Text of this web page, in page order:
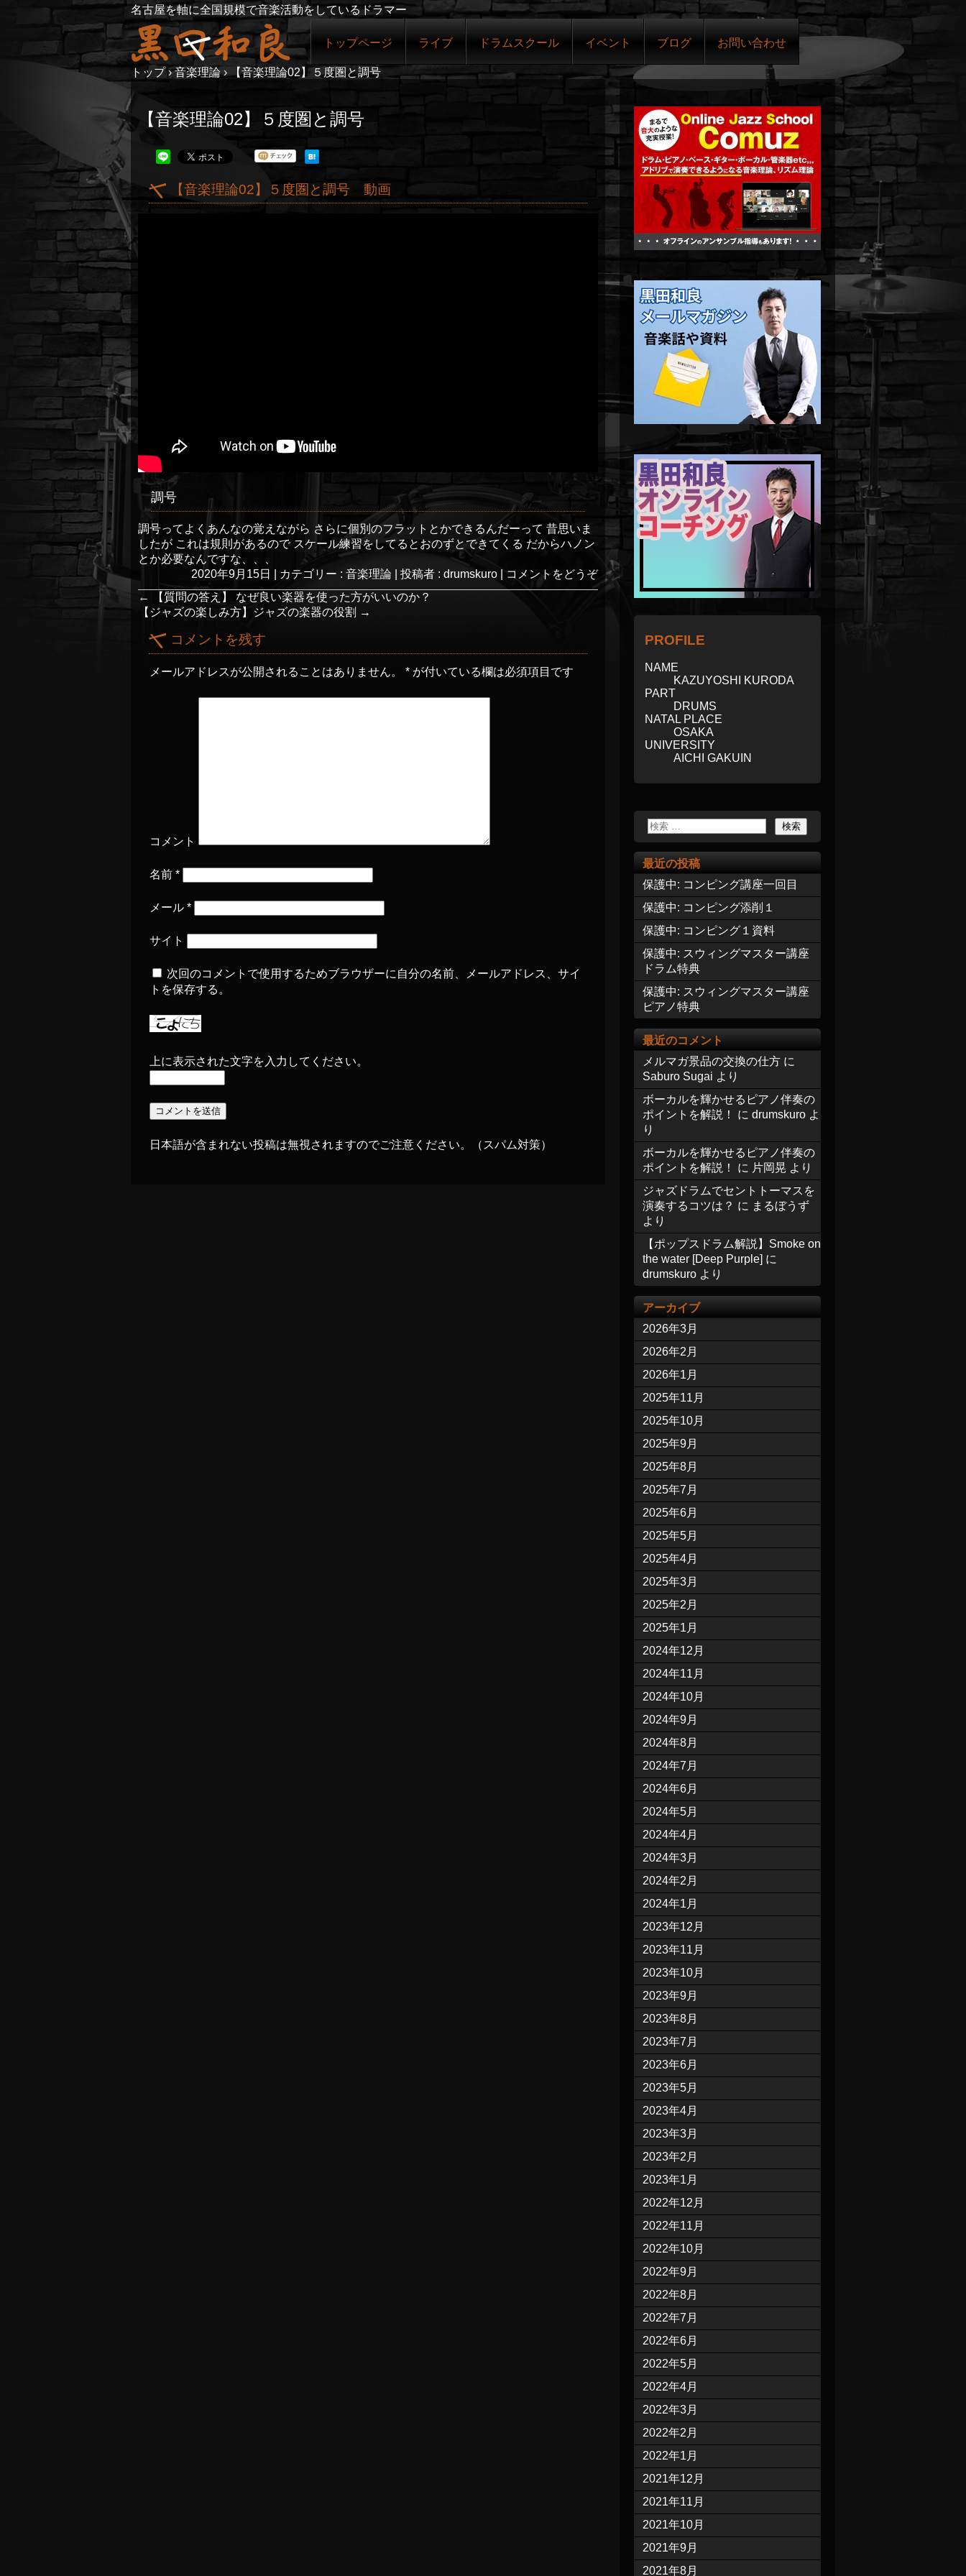
名古屋を軸に全国規模で音楽活動をしているドラマー
トップページ ライブ ドラムスクール イベント ブログ お問い合わせ
トップ › 音楽理論 › 【音楽理論02】５度圏と調号
【音楽理論02】５度圏と調号
【音楽理論02】５度圏と調号 動画
調号
調号ってよくあんなの覚えながら さらに個別のフラットとかできるんだーって 昔思いま
したが これは規則があるので スケール練習をしてるとおのずとできてくる だからハノン
とか必要なんですな、、、
2020年9月15日
カテゴリー : 音楽理論 投稿者 : drumskuro
コメントをどうぞ
←
【質問の答え】 なぜ良い楽器を使った方がいいのか？
【ジャズの楽しみ方】ジャズの楽器の役割 →
コメントを残す
メールアドレスが公開されることはありません。 * が付いている欄は必須項目です
コメント
名前 *
メール *
サイト
次回のコメントで使用するためブラウザーに自分の名前、メールアドレス、サイ
トを保存する。
上に表示された文字を入力してください。
日本語が含まれない投稿は無視されますのでご注意ください。（スパム対策）
PROFILE
NAME
KAZUYOSHI KURODA
PART
DRUMS
NATAL PLACE
OSAKA
UNIVERSITY
AICHI GAKUIN
最近の投稿
保護中: コンピング講座一回目
保護中: コンピング添削１
保護中: コンピング１資料
保護中: スウィングマスター講座
ドラム特典
保護中: スウィングマスター講座
ピアノ特典
最近のコメント
メルマガ景品の交換の仕方 に
Saburo Sugai より
ボーカルを輝かせるピアノ伴奏の
ポイントを解説！
に drumskuro よ
り
ボーカルを輝かせるピアノ伴奏の
ポイントを解説！
に 片岡晃 より
ジャズドラムでセントトーマスを
演奏するコツは？ に まるぼうず
より
【ポップスドラム解説】Smoke on
the water [Deep Purple] に
drumskuro より
アーカイブ
2026年3月
2026年2月
2026年1月
2025年11月
2025年10月
2025年9月
2025年8月
2025年7月
2025年6月
2025年5月
2025年4月
2025年3月
2025年2月
2025年1月
2024年12月
2024年11月
2024年10月
2024年9月
2024年8月
2024年7月
2024年6月
2024年5月
2024年4月
2024年3月
2024年2月
2024年1月
2023年12月
2023年11月
2023年10月
2023年9月
2023年8月
2023年7月
2023年6月
2023年5月
2023年4月
2023年3月
2023年2月
2023年1月
2022年12月
2022年11月
2022年10月
2022年9月
2022年8月
2022年7月
2022年6月
2022年5月
2022年4月
2022年3月
2022年2月
2022年1月
2021年12月
2021年11月
2021年10月
2021年9月
2021年8月